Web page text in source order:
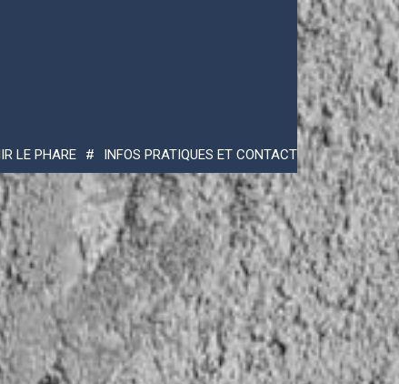
LE PHARE INFOS PRATIQUES ET CONTACT